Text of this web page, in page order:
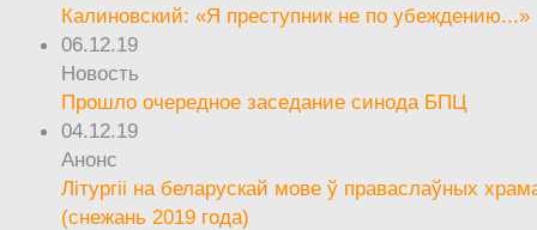
Калиновский: «Я преступник не по убеждению...»
06.12.19
Новость
Прошло очередное заседание синода БПЦ
04.12.19
Анонс
Літургіі на беларускай мове ў праваслаўных
(снежань 2019 года)